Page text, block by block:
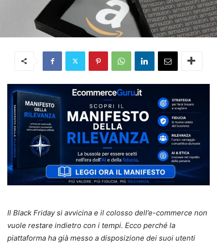
Il Black Friday si avvicina e il colosso dell’e-commerce non
vuole restare indietro con i tempi. Ecco perché la
piattaforma ha già messo a disposizione dei suoi utenti